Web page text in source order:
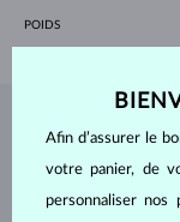
POIDS
BIJOUX
Afin d’assurer le
votre panier, de
personnaliser